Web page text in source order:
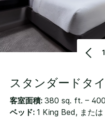
スタンダードタ
客室面積: 380 sq. ft. –
ベッド: 1 King Bed, また